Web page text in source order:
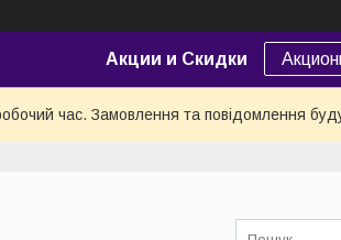
Акции и Скидки
час. Замовлення та повідомлення